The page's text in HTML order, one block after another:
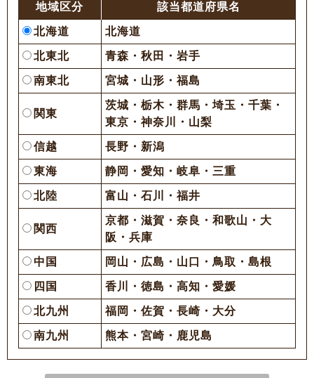
地域区分 該当都道府県名
北海道 北海道
北東北 青森・秋田・岩手
南東北 宮城・山形・福島
関東
茨城・栃木・群馬・埼玉・千葉・
東京・神奈川・山梨
信越 長野・新潟
東海 静岡・愛知・岐阜・三重
北陸 富山・石川・福井
関西
京都・滋賀・奈良・和歌山・大
阪・兵庫
中国 岡山・広島・山口・鳥取・島根
四国 香川・徳島・高知・愛媛
北九州 福岡・佐賀・長崎・大分
南九州 熊本・宮崎・鹿児島